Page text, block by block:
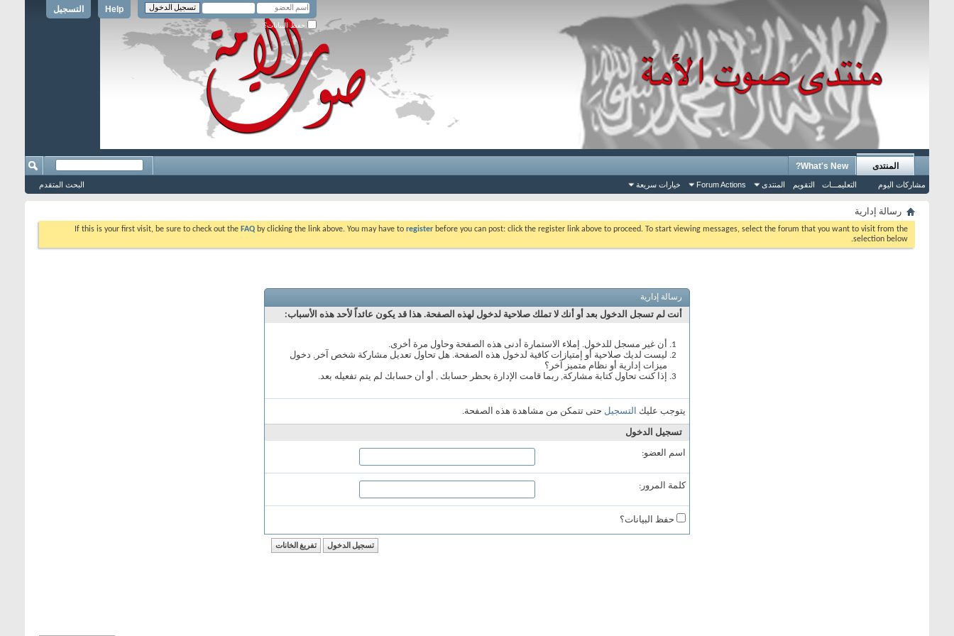
التسجيل Help
حفظ البيانات؟
المنتدى
مشاركات اليوم التعليمـــات التقويم المنتدى Forum Actions خيارات سريعة
What's New?
البحث المتقدم
رسالة إدارية
If this is your first visit, be sure to check out the FAQ by clicking the link above. You may have to register before you can post: click the register link above to proceed. To start viewing messages, select the forum that you want to visit from the
selection below.
رسالة إدارية
أنت لم تسجل الدخول بعد أو أنك لا تملك صلاحية لدخول لهذه الصفحة. هذا قد يكون عائداً لأحد هذه الأسباب:
أن غير مسجل للدخول. إملاء الاستمارة أدنى هذه الصفحة وحاول مرة أخرى.
ليست لديك صلاحية أو إمتيازات كافية لدخول هذه الصفحة. هل تحاول تعديل مشاركة شخص آخر, دخول
ميزات إدارية أو نظام متميز آخر؟
إذا كنت تحاول كتابة مشاركة, ربما قامت الإدارة بحظر حسابك , أو أن حسابك لم يتم تفعيله بعد.
يتوجب عليك التسجيل حتى تتمكن من مشاهدة هذه الصفحة.
تسجيل الدخول
اسم العضو:
كلمة المرور:
حفظ البيانات؟